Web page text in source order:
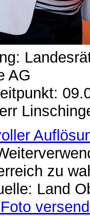
AG
zu
Land